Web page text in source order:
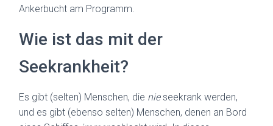
Ankerbucht am Programm.
Wie ist das mit der
Seekrankheit?
Es gibt (selten) Menschen, die nieseekrank werden,
und es gibt (ebenso selten) Menschen, denen an Bord